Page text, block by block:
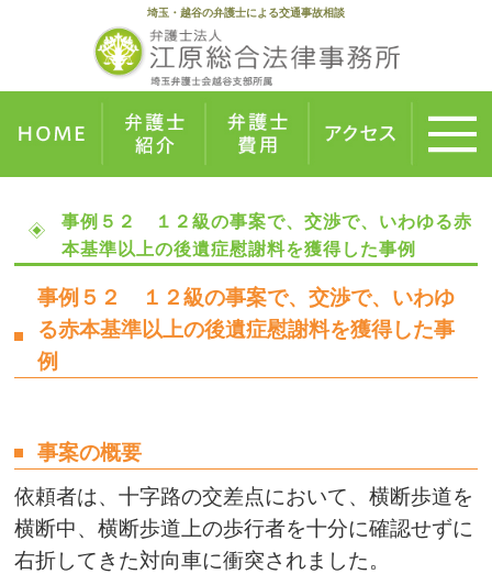
埼玉・越谷の弁護士による交通事故相談
事例５２ １２級の事案で、交渉で、いわゆる赤
本基準以上の後遺症慰謝料を獲得した事例
事例５２ １２級の事案で、交渉で、いわゆ
る赤本基準以上の後遺症慰謝料を獲得した事
例
事案の概要
依頼者は、十字路の交差点において、横断歩道を
横断中、横断歩道上の歩行者を十分に確認せずに
右折してきた対向車に衝突されました。